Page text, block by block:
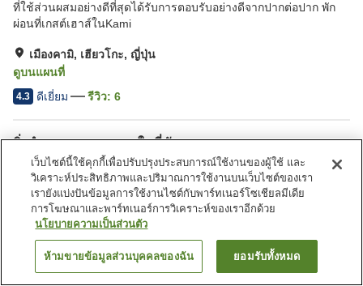
ที่ใช้ส่วนผสมอย่างดีที่สุดได้รับการตอบรับอย่างดีจากปากต่อปาก พัก
ผ่อนที่เกสต์เฮาส์ในKami
เมืองคามิ, เฮียวโกะ, ญี่ปุ่น
ดูบนแผนที่
4.3 ดีเยี่ยม รีวิว: 6
สิ่งอำนวยความสะดวกในที่พัก
ที่จอดรถ
ตู้จำหน่ายอัตโนมัติ
บริการรับส่ง
บริการส่งสินค้า
หน้าแรก ญี่ปุ่น เฮียวโกะ
Minshuku Tsukasa (Hyogo)
ค้นหาห้องพัก
เว็บไซต์นี้ใช้คุกกี้เพื่อปรับปรุงประสบการณ์ใช้งานของผู้ใช้ และ
วิเคราะห์ประสิทธิภาพและปริมาณการใช้งานบนเว็บไซต์ของเรา
เรายังแบ่งปันข้อมูลการใช้งานไซต์กับพาร์ทเนอร์โซเชียลมีเดีย
การโฆษณาและพาร์ทเนอร์การวิเคราะห์ของเราอีกด้วย
นโยบายความเป็นส่วนตัว
ห้ามขายข้อมูลส่วนบุคคลของฉัน ยอมรับทั้งหมด